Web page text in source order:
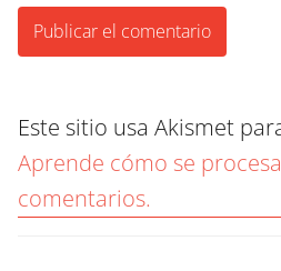
Este sitio usa Akismet
Aprende cómo se
comentarios.